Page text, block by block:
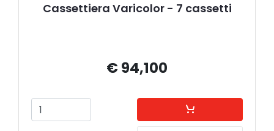
Cassettiera Varicolor - 7 cassetti
€ 94,100